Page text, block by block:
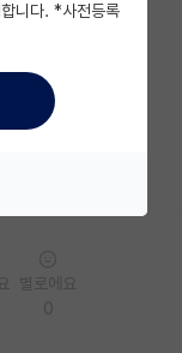
을 목표하고 있는데
니다. *사전등록